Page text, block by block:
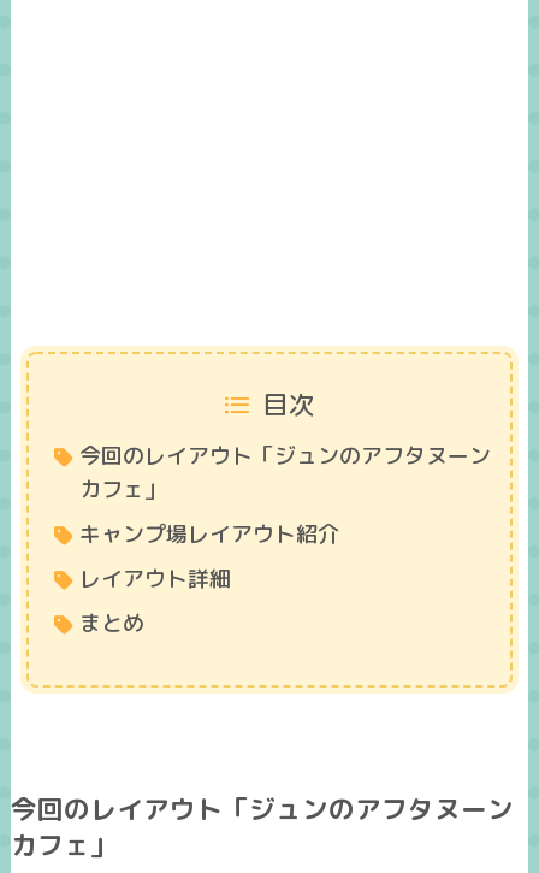
目次
今回のレイアウト「ジュンのアフタヌーン
カフェ」
キャンプ場レイアウト紹介
レイアウト詳細
まとめ
今回のレイアウト「ジュンのアフタヌーン
カフェ」